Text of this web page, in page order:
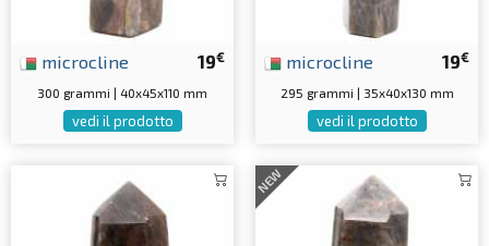
19€
microcline
300 grammi | 40x45x110 mm
vedi il prodotto
19€
microcline
295 grammi | 35x40x130 mm
vedi il prodotto
NEW